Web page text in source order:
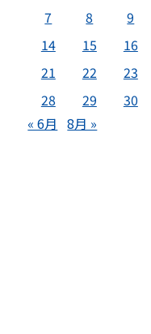
7
8 9
14
15 16
21
22 23
28
29 30
« 6月 8月 »